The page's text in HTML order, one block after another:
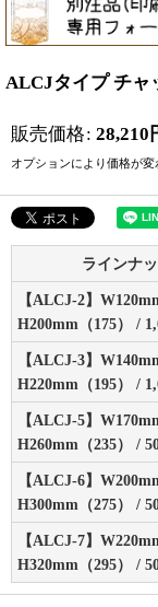
ALCJタイプ チャ
販売価格: 28,210
オプションにより価格が変
ラインナ
【ALCJ-2】
H200mm（175） /
【ALCJ-3】
H220mm（195） /
【ALCJ-5】
H260mm（235） /
【ALCJ-6】
H300mm（275） /
【ALCJ-7】
H320mm（295） /